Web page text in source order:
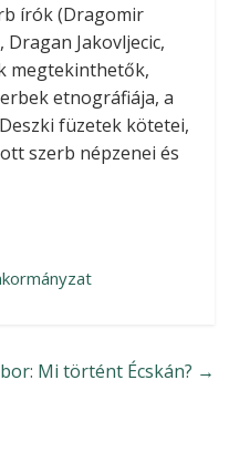
írók (Dragomir
Jakovljecic,
megtekinthetők,
etnográfiája, a
füzetek kötetei,
szerb népzenei és
Mi történt Écskán? →